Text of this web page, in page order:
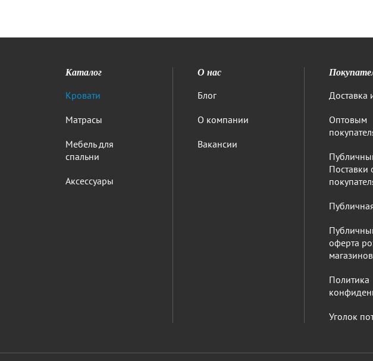
Каталог
Кровати
Матрасы
Мебель для
спальни
Аксессуары
О нас
Блог
О компании
Вакансии
Доставка
Оптовым
Поставки
оферта
магазинов
Политика
Уголок